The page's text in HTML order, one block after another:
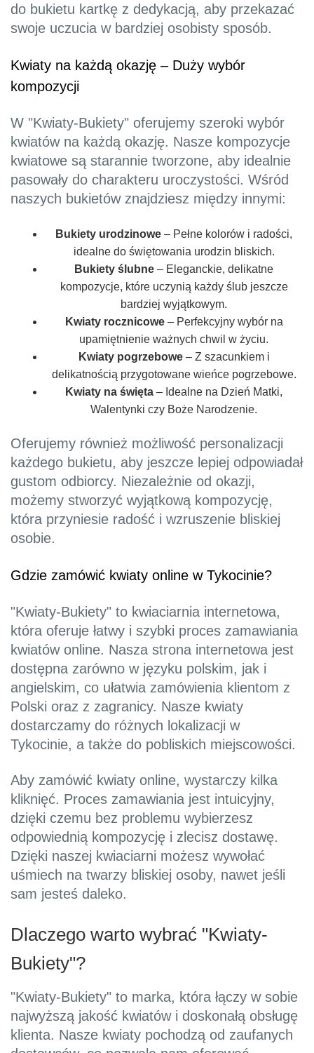
do bukietu kartkę z dedykacją, aby przekazać
swoje uczucia w bardziej osobisty sposób.
Kwiaty na każdą okazję – Duży wybór
kompozycji
W "Kwiaty-Bukiety" oferujemy szeroki wybór
kwiatów na każdą okazję. Nasze kompozycje
kwiatowe są starannie tworzone, aby idealnie
pasowały do charakteru uroczystości. Wśród
naszych bukietów znajdziesz między innymi:
Bukiety urodzinowe – Pełne kolorów i radości,
idealne do świętowania urodzin bliskich.
Bukiety ślubne – Eleganckie, delikatne
kompozycje, które uczynią każdy ślub jeszcze
bardziej wyjątkowym.
Kwiaty rocznicowe– Perfekcyjny wybór na
upamiętnienie ważnych chwil w życiu.
Kwiaty pogrzebowe– Z szacunkiem i
delikatnością przygotowane wieńce pogrzebowe.
Kwiaty na święta – Idealne na Dzień Matki,
Walentynki czy Boże Narodzenie.
Oferujemy również możliwość personalizacji
każdego bukietu, aby jeszcze lepiej odpowiadał
gustom odbiorcy. Niezależnie od okazji,
możemy stworzyć wyjątkową kompozycję,
która przyniesie radość i wzruszenie bliskiej
osobie.
Gdzie zamówić kwiaty online w Tykocinie?
"Kwiaty-Bukiety" to kwiaciarnia internetowa,
która oferuje łatwy i szybki proces zamawiania
kwiatów online. Nasza strona internetowa jest
dostępna zarówno w języku polskim, jak i
angielskim, co ułatwia zamówienia klientom z
Polski oraz z zagranicy. Nasze kwiaty
dostarczamy do różnych lokalizacji w
Tykocinie, a także do pobliskich miejscowości.
Aby zamówić kwiaty online, wystarczy kilka
kliknięć. Proces zamawiania jest intuicyjny,
dzięki czemu bez problemu wybierzesz
odpowiednią kompozycję i zlecisz dostawę.
Dzięki naszej kwiaciarni możesz wywołać
uśmiech na twarzy bliskiej osoby, nawet jeśli
sam jesteś daleko.
Dlaczego warto wybrać "Kwiaty-
Bukiety"?
"Kwiaty-Bukiety" to marka, która łączy w sobie
najwyższą jakość kwiatów i doskonałą obsługę
klienta. Nasze kwiaty pochodzą od zaufanych